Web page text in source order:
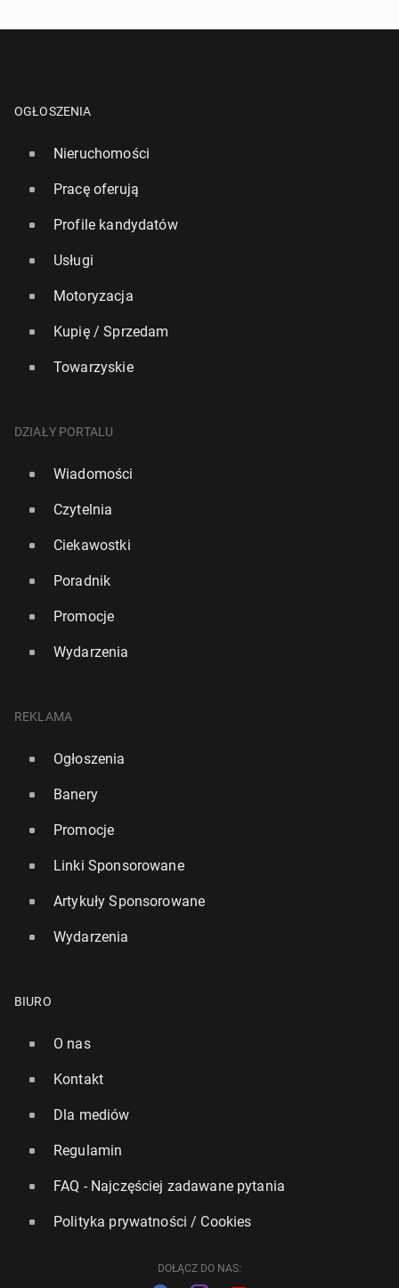
OGŁOSZENIA
Nieruchomości
Pracę oferują
Profile kandydatów
Usługi
Motoryzacja
Kupię / Sprzedam
Towarzyskie
DZIAŁY PORTALU
Wiadomości
Czytelnia
Ciekawostki
Poradnik
Promocje
Wydarzenia
REKLAMA
Ogłoszenia
Banery
Promocje
Linki Sponsorowane
Artykuły Sponsorowane
Wydarzenia
BIURO
O nas
Kontakt
Dla mediów
Regulamin
FAQ - Najczęściej zadawane pytania
Polityka prywatności / Cookies
DOŁĄCZ DO NAS: